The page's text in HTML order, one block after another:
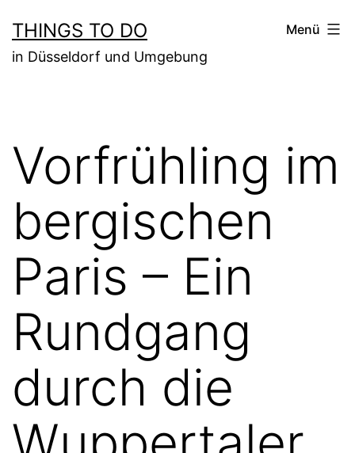
Inhalt
springen
THINGS TO DO
in Düsseldorf und Umgebung
Menü
Vorfrühling im
bergischen
Paris – Ein
Rundgang
durch die